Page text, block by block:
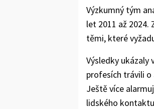
Výzkumný tým
let 2011 až
těmi, které
Výsledky ukázaly
profesích trávili o
Ještě více
lidského